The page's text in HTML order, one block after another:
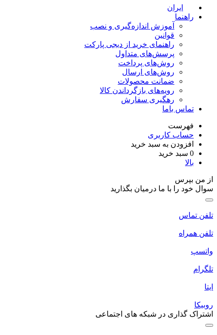
ایران
راهنما
آموزش اندازه‌گیری و نصب
قوانین
راهنمای خرید از دیجی پارکت
پرسش‌های متداول
روش‌های پرداخت
روش‌های ارسال
ضمانت محصولات
رویه‌های بازگرداندن کالا
رهگیری سفارش
تماس باما
فهرست
حساب کاربری
افزودن به سبد خرید
0 سبد خرید
بالا
از من بپرس
سوال خود را با ما درمیان بگذارید
تلفن تماس
تلفن همراه
واتسپ
تلگرام
ایتا
روبیکا
اشتراک گذاری در شبکه های اجتماعی